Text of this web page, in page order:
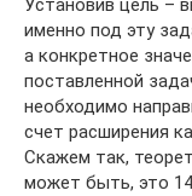
Установив цель –
именно под эту
а конкретное
поставленной
необходимо
счет расширения
Скажем так,
может быть, это